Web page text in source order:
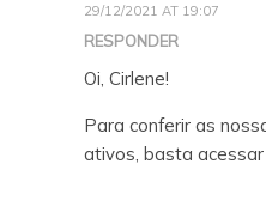
29/12/2021 AT 19:07
RESPONDER
Oi, Cirlene!
Para conferir as
ativos, basta